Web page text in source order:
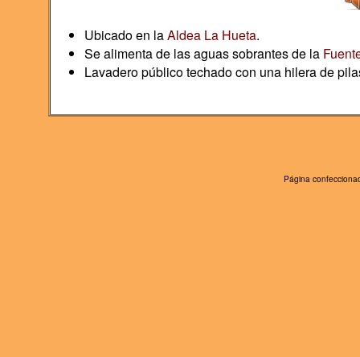
Ubicado en laAldea La Hueta.
Se alimenta de las aguas sobrantes de la
Lavadero público techado con una hilera de
Página